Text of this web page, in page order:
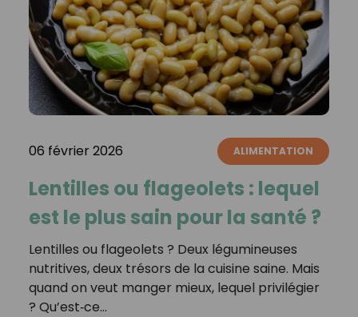
06 février 2026 ALIMENTATION
Lentilles ou flageolets : lequel
est le plus sain pour la santé ?
Lentilles ou flageolets ? Deux légumineuses
nutritives, deux trésors de la cuisine saine. Mais
quand on veut manger mieux, lequel privilégier
? Qu’est‑ce…